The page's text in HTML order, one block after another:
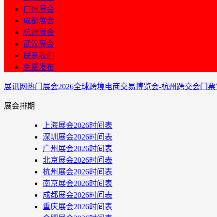
广州展会
成都展会
杭州展会
武汉展会
联系我们
免费发布
展讯网热门展会2026全球跨境电商交易博览会-杭州跨交会门
展会排期
上海展会2026时间表
深圳展会2026时间表
广州展会2026时间表
北京展会2026时间表
杭州展会2026时间表
南京展会2026时间表
成都展会2026时间表
重庆展会2026时间表